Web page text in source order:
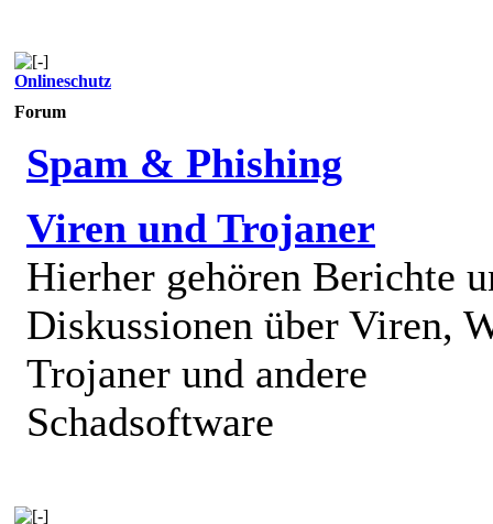
Onlineschutz
Forum
Spam & Phishing
Viren und Trojaner
Hierher gehören Berichte
Diskussionen über Viren,
Trojaner und andere
Schadsoftware